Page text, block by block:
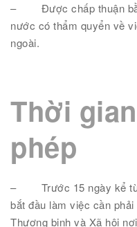
–
Được chấp thuận
nước có thẩm quyển về
ngoài.
Thời
phép
–
Trước 15 ngày kể
bắt đầu làm việc cần
Thương binh và Xã hội